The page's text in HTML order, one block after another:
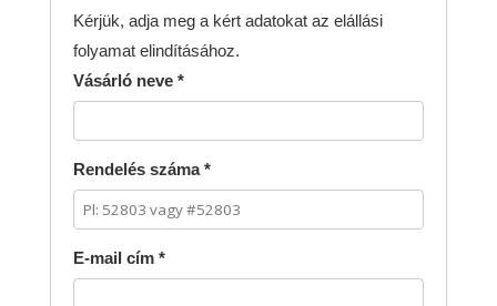
Kérjük, adja meg a kért adatokat az elállási
folyamat elindításához.
Vásárló neve *
Rendelés száma *
E-mail cím *